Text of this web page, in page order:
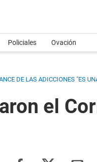
Policiales Ovación
DE LAS ADICCIONES "ES
el